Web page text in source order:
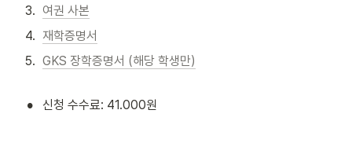
3. 여권 사본
4. 재학증명서
5. GKS 장학증명서 (해당 학생만)
• 신청 수수료: 41.000원